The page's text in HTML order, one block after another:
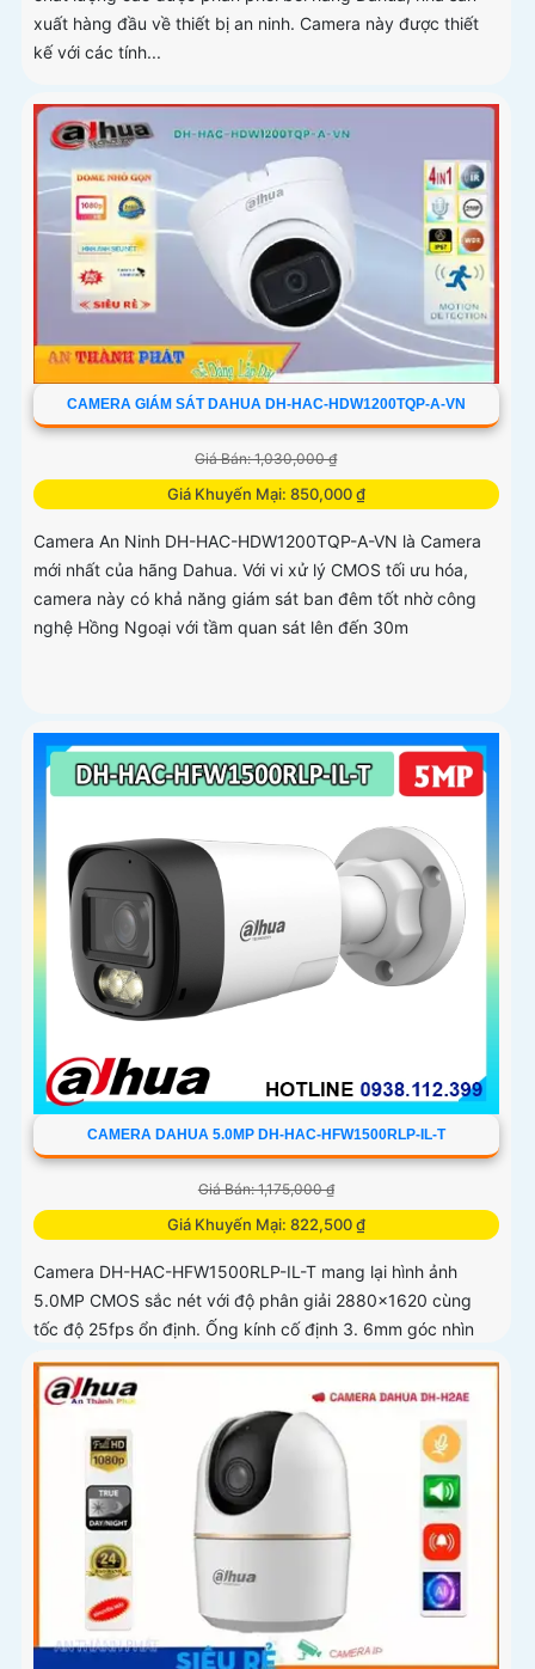
xuất hàng đầu về thiết bị an ninh. Camera này được thiết
kế với các tính...
CAMERA GIÁM SÁT DAHUA DH-HAC-HDW1200TQP-A-VN
Giá Bán: 1,030,000 ₫
Giá Khuyến Mại: 850,000 ₫
Camera An Ninh DH-HAC-HDW1200TQP-A-VN là Camera
mới nhất của hãng Dahua. Với vi xử lý CMOS tối ưu hóa,
camera này có khả năng giám sát ban đêm tốt nhờ công
nghệ Hồng Ngoại với tầm quan sát lên đến 30m
CAMERA DAHUA 5.0MP DH-HAC-HFW1500RLP-IL-T
Giá Bán: 1,175,000 ₫
Giá Khuyến Mại: 822,500 ₫
Camera DH-HAC-HFW1500RLP-IL-T mang lại hình ảnh
5.0MP CMOS sắc nét với độ phân giải 2880×1620 cùng
tốc độ 25fps ổn định. Ống kính cố định 3. 6mm góc nhìn
90